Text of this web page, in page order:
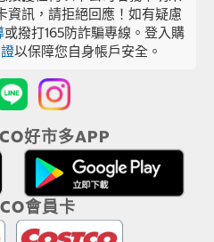
資訊，請拒絕回應！如有疑慮
或撥打165防詐騙專線。登入購
以保障您自身帳戶安全。
好市多APP
會員卡